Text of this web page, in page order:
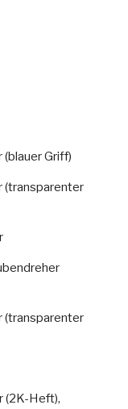
(blauer Griff)
(transparenter
(transparenter
(2K-Heft),